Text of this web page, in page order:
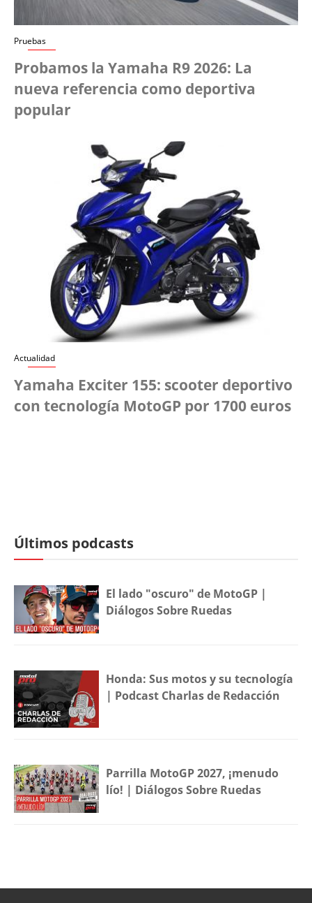
Pruebas
Probamos la Yamaha R9 2026: La
nueva referencia como deportiva
popular
Actualidad
Yamaha Exciter 155: scooter deportivo
con tecnología MotoGP por 1700 euros
Últimos podcasts
El lado "oscuro" de MotoGP |
Diálogos Sobre Ruedas
Honda: Sus motos y su tecnología
| Podcast Charlas de Redacción
Parrilla MotoGP 2027, ¡menudo
lío! | Diálogos Sobre Ruedas